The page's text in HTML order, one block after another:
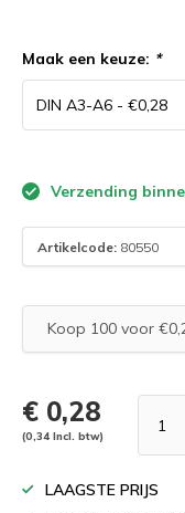
Maak een keuze: *
Verzending
Artikelcode: 80550
Koop 100 voor
€ 0,28
(0,34 Incl. btw)
LAAGSTE PRIJS